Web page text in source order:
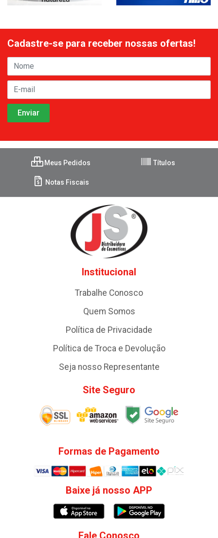
Cadastre-se para receber nossas ofertas!
Meus Pedidos Títulos
Notas Fiscais
Institucional
Trabalhe Conosco
Quem Somos
Política de Privacidade
Política de Troca e Devolução
Seja nosso Representante
Site Seguro
Formas de Pagamento
Baixe já nosso APP